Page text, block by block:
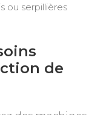
ou serpillières
de